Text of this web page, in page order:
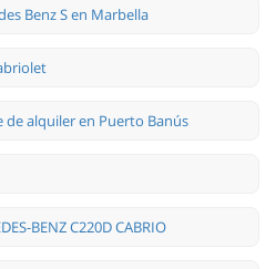
Benz S en Marbella
de alquiler en Puerto Banús
BENZ C220D CABRIO